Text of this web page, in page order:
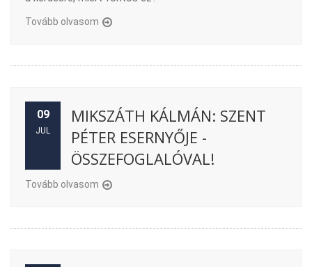
Tovább olvasom
09
JUL
MIKSZÁTH KÁLMÁN: SZENT
PÉTER ESERNYŐJE -
ÖSSZEFOGLALÓVAL!
Tovább olvasom